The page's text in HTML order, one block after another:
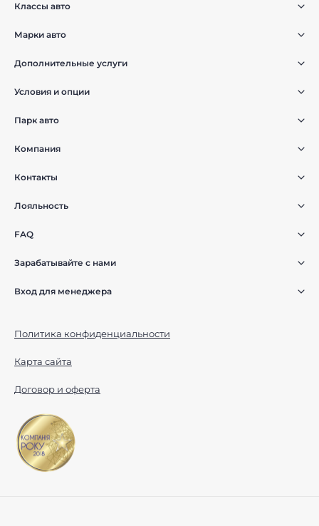
Классы авто
Марки авто
Дополнительные услуги
Условия и опции
Парк авто
Компания
Контакты
Лояльность
FAQ
Зарабатывайте с нами
Вход для менеджера
Политика конфиденциальности
Карта сайта
Договор и оферта